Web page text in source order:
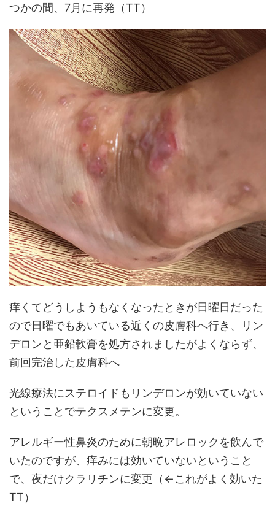
つかの間、7月に再発（TT）
痒くてどうしようもなくなったときが日曜日だった
ので日曜でもあいている近くの皮膚科へ行き、リン
デロンと亜鉛軟膏を処方されましたがよくならず、
前回完治した皮膚科へ
光線療法にステロイドもリンデロンが効いていない
ということでテクスメテンに変更。
アレルギー性鼻炎のために朝晩アレロックを飲んで
いたのですが、痒みには効いていないということ
で、夜だけクラリチンに変更（←これがよく効いた
TT）